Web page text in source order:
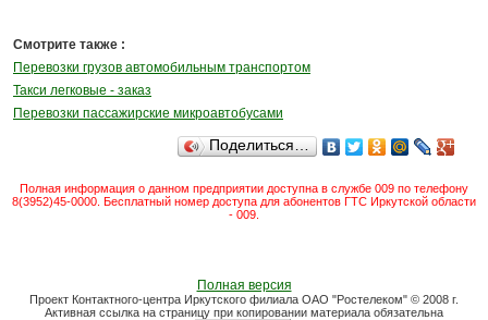
Смотрите также :
Перевозки грузов автомобильным транспортом
Такси легковые - заказ
Перевозки пассажирские микроавтобусами
Поделиться…
Полная информация о данном предприятии доступна в службе 009 по телефону
8(3952)45-0000. Бесплатный номер доступа для абонентов ГТС Иркутской области
- 009.
Полная версия
Проект Контактного-центра Иркутского филиала ОАО "Ростелеком" © 2008 г.
Активная ссылка на страницу при копировании материала обязательна